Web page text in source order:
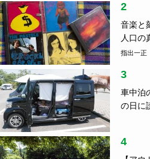
2
音楽と
人口の
指出一正
3
車中泊
の日に
4